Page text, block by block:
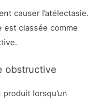
causer l’atélectasie.
est classée comme
obstructive
lorsqu’un